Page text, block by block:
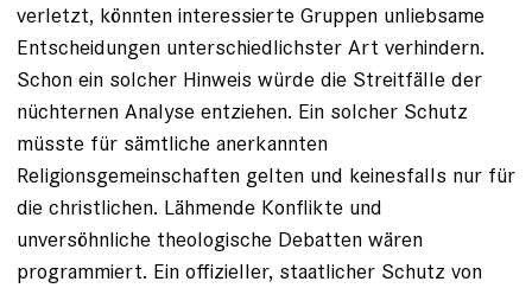
verletzt, könnten interessierte Gruppen unliebsame
Entscheidungen unterschiedlichster Art verhindern.
Schon ein solcher Hinweis würde die Streitfälle der
nüchternen Analyse entziehen. Ein solcher Schutz
müsste für sämtliche anerkannten
Religionsgemeinschaften gelten und keinesfalls nur für
die christlichen. Lähmende Konflikte und
unversöhnliche theologische Debatten wären
programmiert. Ein offizieller, staatlicher Schutz von